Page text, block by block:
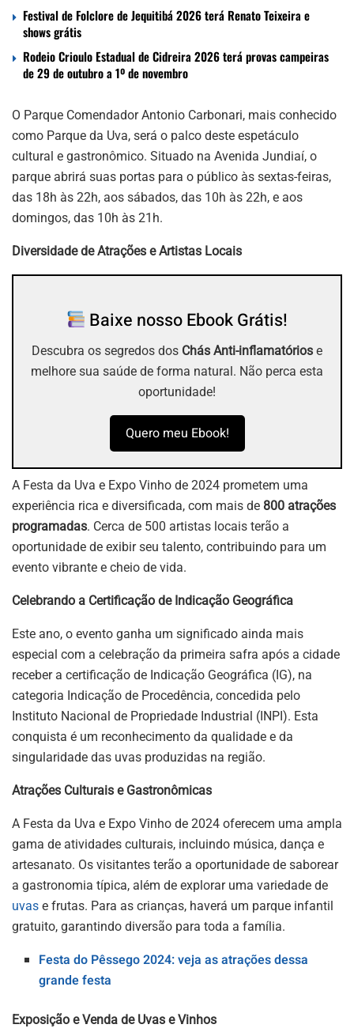
Festival de Folclore de Jequitibá 2026 terá Renato Teixeira e
shows grátis
Rodeio Crioulo Estadual de Cidreira 2026 terá provas campeiras
de 29 de outubro a 1º de novembro
O Parque Comendador Antonio Carbonari, mais conhecido
como Parque da Uva, será o palco deste espetáculo
cultural e gastronômico. Situado na Avenida Jundiaí, o
parque abrirá suas portas para o público às sextas-feiras,
das 18h às 22h, aos sábados, das 10h às 22h, e aos
domingos, das 10h às 21h.
Diversidade de Atrações e Artistas Locais
Baixe nosso Ebook Grátis!
Descubra os segredos dos Chás Anti-inflamatórios e
melhore sua saúde de forma natural. Não perca esta
oportunidade!
Quero meu Ebook!
A Festa da Uva e Expo Vinho de 2024 prometem uma
experiência rica e diversificada, com mais de 800 atrações
programadas. Cerca de 500 artistas locais terão a
oportunidade de exibir seu talento, contribuindo para um
evento vibrante e cheio de vida.
Celebrando a Certificação de Indicação Geográfica
Este ano, o evento ganha um significado ainda mais
especial com a celebração da primeira safra após a cidade
receber a certificação de Indicação Geográfica (IG), na
categoria Indicação de Procedência, concedida pelo
Instituto Nacional de Propriedade Industrial (INPI). Esta
conquista é um reconhecimento da qualidade e da
singularidade das uvas produzidas na região.
Atrações Culturais e Gastronômicas
A Festa da Uva e Expo Vinho de 2024 oferecem uma ampla
gama de atividades culturais, incluindo música, dança e
artesanato. Os visitantes terão a oportunidade de saborear
a gastronomia típica, além de explorar uma variedade de
uvas e frutas. Para as crianças, haverá um parque infantil
gratuito, garantindo diversão para toda a família.
Festa do Pêssego 2024: veja as atrações dessa
grande festa
Exposição e Venda de Uvas e Vinhos